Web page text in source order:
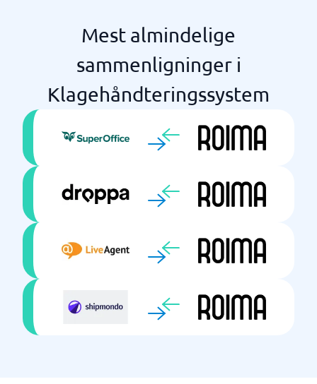
Mest almindelige
sammenligninger i
Klagehåndteringssystem